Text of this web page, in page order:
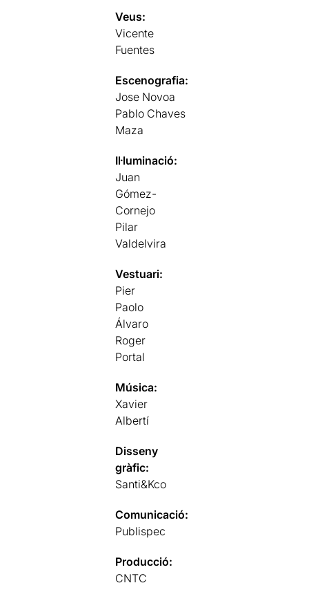
Veus:
Vicente
Fuentes
Escenografia:
Jose Novoa
Pablo Chaves
Maza
Il·luminació:
Juan
Gómez-
Cornejo
Pilar
Valdelvira
Vestuari:
Pier
Paolo
Álvaro
Roger
Portal
Música:
Xavier
Albertí
Disseny
gràfic:
Santi&Kco
Comunicació:
Publispec
Producció:
CNTC